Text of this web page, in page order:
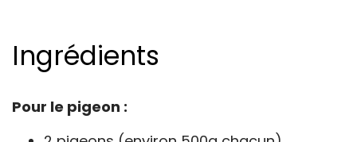
Ingrédients
Pour le pigeon :